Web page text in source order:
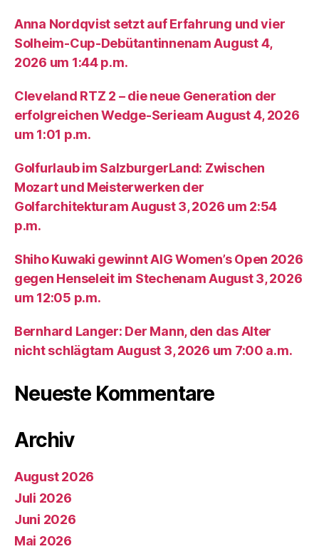
Anna Nordqvist setzt auf Erfahrung und vier
Solheim-Cup-Debütantinnenam August 4,
2026 um 1:44 p.m.
Cleveland RTZ 2 – die neue Generation der
erfolgreichen Wedge-Serieam August 4, 2026
um 1:01 p.m.
Golfurlaub im SalzburgerLand: Zwischen
Mozart und Meisterwerken der
Golfarchitekturam August 3, 2026 um 2:54
p.m.
Shiho Kuwaki gewinnt AIG Women’s Open 2026
gegen Henseleit im Stechenam August 3, 2026
um 12:05 p.m.
Bernhard Langer: Der Mann, den das Alter
nicht schlägtam August 3, 2026 um 7:00 a.m.
Neueste Kommentare
Archiv
August 2026
Juli 2026
Juni 2026
Mai 2026